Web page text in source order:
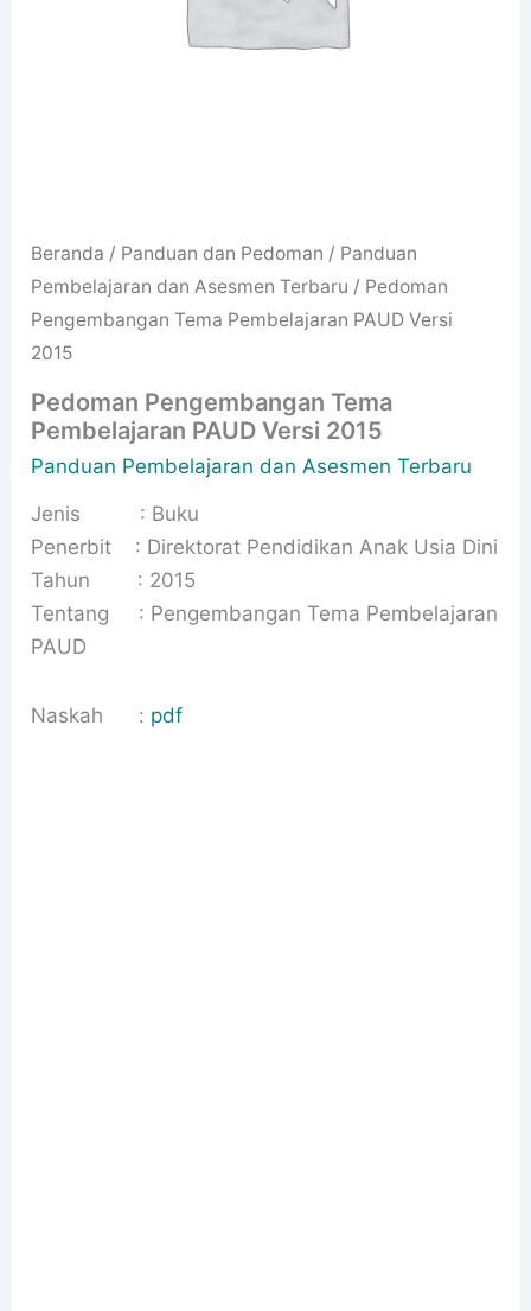
Beranda / Panduan dan Pedoman / Panduan
Pembelajaran dan Asesmen Terbaru / Pedoman
Pengembangan Tema Pembelajaran PAUD Versi
2015
Pedoman Pengembangan Tema
Pembelajaran PAUD Versi 2015
Panduan Pembelajaran dan Asesmen Terbaru
Jenis : Buku
Penerbit : Direktorat Pendidikan Anak Usia Dini
Tahun : 2015
Tentang : Pengembangan Tema Pembelajaran
PAUD
Naskah : pdf